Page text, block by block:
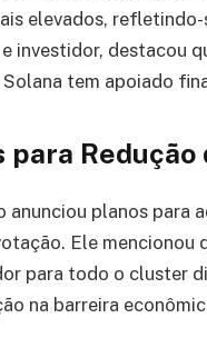
elevados,
investidor, destacou
Solana tem apoiado
para
anunciou planos para
Ele mencionou
para todo o cluster
na barreira